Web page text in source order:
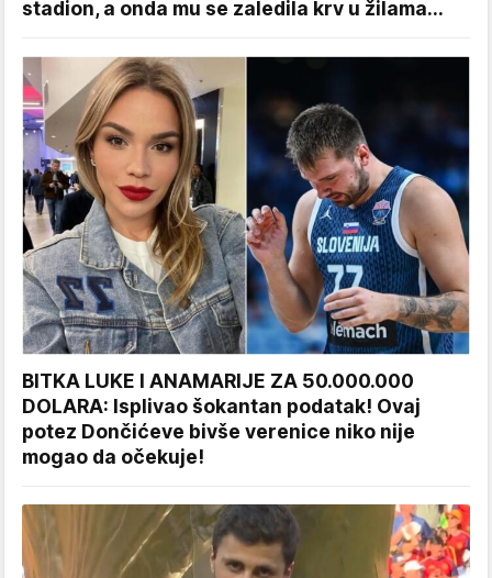
stadion, a onda mu se zaledila krv u žilama...
BITKA LUKE I ANAMARIJE ZA 50.000.000
DOLARA: Isplivao šokantan podatak! Ovaj
potez Dončićeve bivše verenice niko nije
mogao da očekuje!